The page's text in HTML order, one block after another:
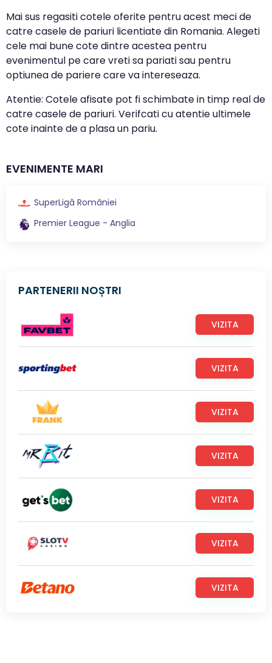
Mai sus regasiti cotele oferite pentru acest meci de
catre casele de pariuri licentiate din Romania. Alegeti
cele mai bune cote dintre acestea pentru
evenimentul pe care vreti sa pariati sau pentru
optiunea de pariere care va intereseaza.
Atentie: Cotele afisate pot fi schimbate in timp real de
catre casele de pariuri. Verifcati cu atentie ultimele
cote inainte de a plasa un pariu.
EVENIMENTE MARI
SuperLigă României
Premier League - Anglia
PARTENERII NOȘTRI
VIZITA
VIZITA
VIZITA
VIZITA
VIZITA
VIZITA
VIZITA